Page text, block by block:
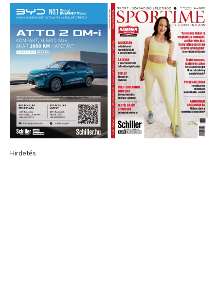
Hirdetés